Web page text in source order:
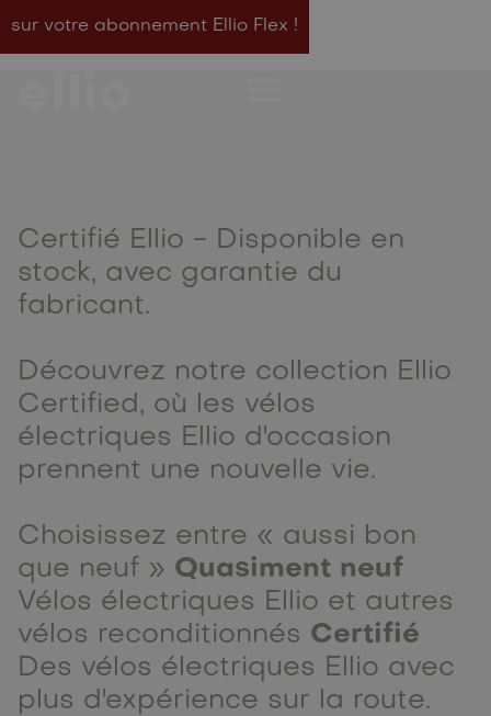
sur votre abonnement Ellio Flex !
Certifié Ellio - Disponible en
stock, avec garantie du
fabricant.
Découvrez notre collection Ellio
Certified, où les vélos
électriques Ellio d'occasion
prennent une nouvelle vie.
Choisissez entre « aussi bon
que neuf » Quasiment neuf
Vélos électriques Ellio et autres
vélos reconditionnés Certifié
Des vélos électriques Ellio avec
plus d'expérience sur la route.